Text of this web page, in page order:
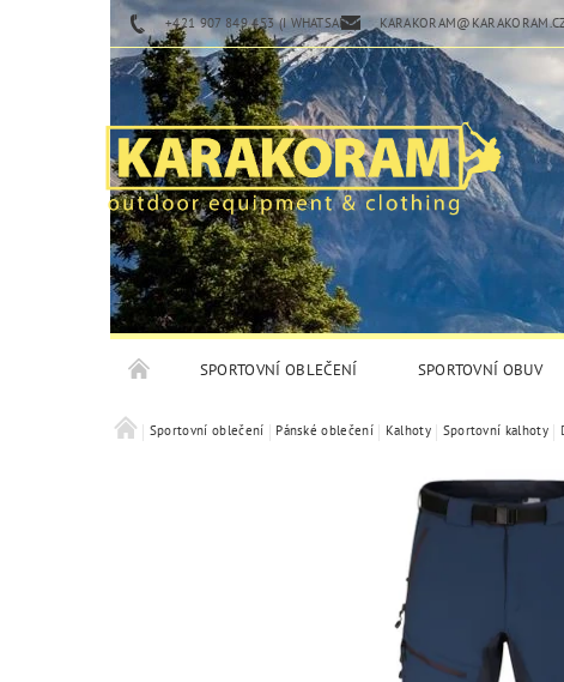
+421 907 849 453 (I WHATSAPP)
SPORTOVNÍ OBLEČENÍ SPORTOVNÍ OBUV
Sportovní oblečení Pánské oblečení Kalhoty Sportovní kalhoty